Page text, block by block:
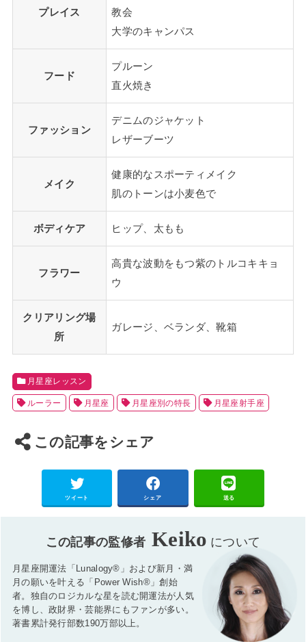
プレイス
教会
大学のキャンパス
フード
プルーン
直火焼き
ファッション
デニムのジャケット
レザーブーツ
メイク
健康的なスポーティメイク
肌のトーンは小麦色で
ボディケア ヒップ、太もも
フラワー
高貴な波動をもつ紫のトルコキキョ
ウ
クリアリング場
所
ガレージ、ベランダ、靴箱
月星座レッスン
ルーラー 月星座 月星座別の特長 月星座射手座
この記事をシェア
ツイート シェア 送る
この記事の監修者 Keiko について
月星座開運法「Lunalogy®」および新月・満
月の願いを叶える「Power Wish®」創始
者。独自のロジカルな星を読む開運法が人気
を博し、政財界・芸能界にもファンが多い。
著書累計発行部数190万部以上。